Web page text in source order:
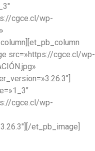
cgce.cl/wp-
src=»https://cgce.cl/wp-
cgce.cl/wp-
et_pb_image]